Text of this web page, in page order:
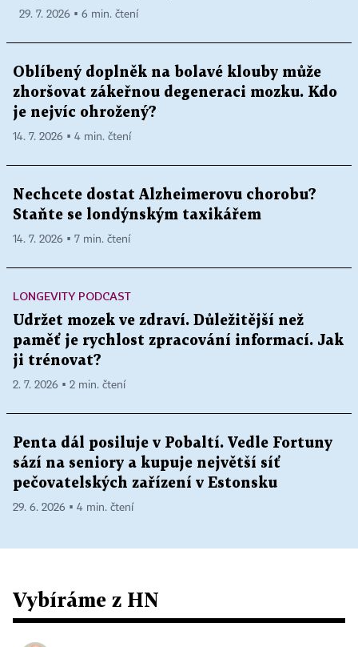
29. 7. 2026 ▪ 6 min. čtení
Oblíbený doplněk na bolavé klouby může
zhoršovat zákeřnou degeneraci mozku. Kdo
je nejvíc ohrožený?
14. 7. 2026 ▪ 4 min. čtení
Nechcete dostat Alzheimerovu chorobu?
Staňte se londýnským taxikářem
14. 7. 2026 ▪ 7 min. čtení
LONGEVITY PODCAST
Udržet mozek ve zdraví. Důležitější než
paměť je rychlost zpracování informací. Jak
ji trénovat?
2. 7. 2026 ▪ 2 min. čtení
Penta dál posiluje v Pobaltí. Vedle Fortuny
sází na seniory a kupuje největší síť
pečovatelských zařízení v Estonsku
29. 6. 2026 ▪ 4 min. čtení
Vybíráme z HN